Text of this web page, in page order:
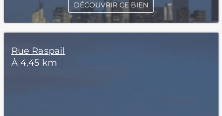
DÉCOUVRIR CE BIEN
Rue Raspail
À 4,45 km